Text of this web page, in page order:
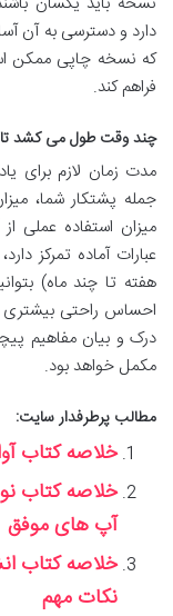
دارد و دسترسی به آن
که نسخه چاپی ممکن
فراهم کند.
چند وقت طول می کشد تا
مدت زمان لازم برای
جمله پشتکار شما،
میزان استفاده عملی
عبارات آماده تمرکز
هفته تا چند ماه)
احساس راحتی بیشتری
درک و بیان مفاهیم
مکمل خواهد بود.
مطالب پرطرفدار سایت:
خلاصه کتاب
خلاصه کتاب
آپ های موفق
خلاصه کتاب
نکات مهم